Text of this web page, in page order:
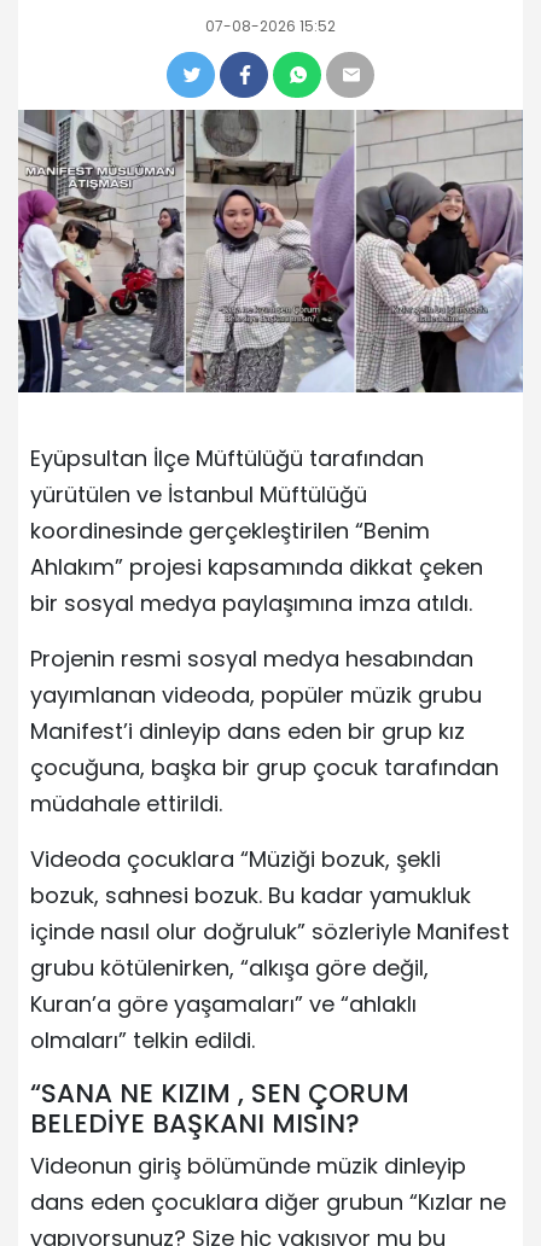
07-08-2026 15:52
Eyüpsultan İlçe Müftülüğü tarafından
yürütülen ve İstanbul Müftülüğü
koordinesinde gerçekleştirilen “Benim
Ahlakım” projesi kapsamında dikkat çeken
bir sosyal medya paylaşımına imza atıldı.
Projenin resmi sosyal medya hesabından
yayımlanan videoda, popüler müzik grubu
Manifest’i dinleyip dans eden bir grup kız
çocuğuna, başka bir grup çocuk tarafından
müdahale ettirildi.
Videoda çocuklara “Müziği bozuk, şekli
bozuk, sahnesi bozuk. Bu kadar yamukluk
içinde nasıl olur doğruluk” sözleriyle Manifest
grubu kötülenirken, “alkışa göre değil,
Kuran’a göre yaşamaları” ve “ahlaklı
olmaları” telkin edildi.
“SANA NE KIZIM , SEN ÇORUM
BELEDİYE BAŞKANI MISIN?
Videonun giriş bölümünde müzik dinleyip
dans eden çocuklara diğer grubun “Kızlar ne
yapıyorsunuz? Size hiç yakışıyor mu bu